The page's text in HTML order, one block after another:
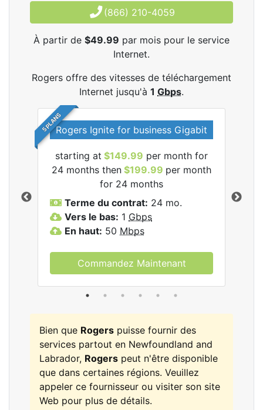
(866) 210-4059
À partir de $49.99 par mois pour le service
Internet.
Rogers offre des vitesses de téléchargement
Internet jusqu'à 1 Gbps.
5 PLANSRogers Ignite for business Gigabit
starting at $149.99 per month for
24 months then $199.99 per month
for 24 months
Terme du contrat: 24 mo.
Vers le bas: 1 Gbps
En haut: 50 Mbps
Commandez Maintenant
Bien que Rogers puisse fournir des
services partout en Newfoundland and
Labrador, Rogers peut n'être disponible
que dans certaines régions. Veuillez
appeler ce fournisseur ou visiter son site
Web pour plus de détails.